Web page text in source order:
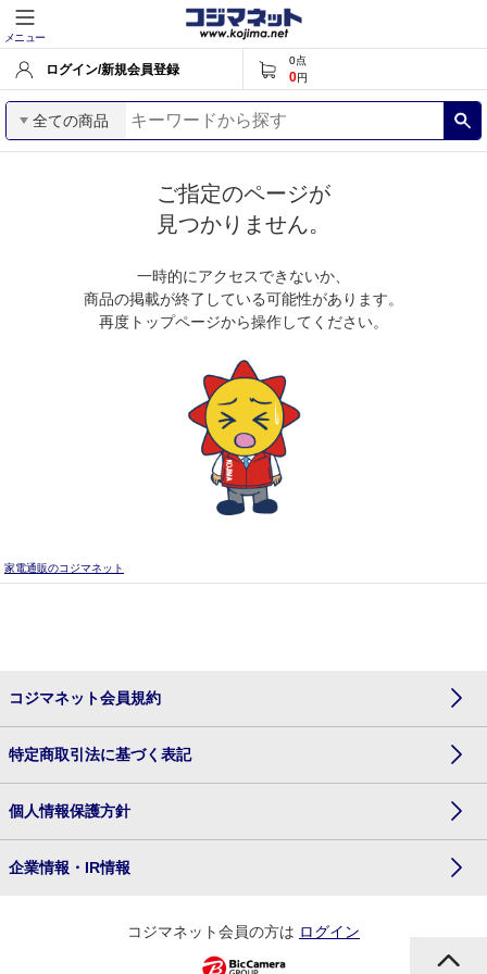
メニュー
ログイン/新規会員登録
0点
0円
全ての商品
ご指定のページが
見つかりません。
一時的にアクセスできないか、
商品の掲載が終了している可能性があります。
再度トップページから操作してください。
家電通販のコジマネット
コジマネット会員規約
特定商取引法に基づく表記
個人情報保護方針
企業情報・IR情報
コジマネット会員の方は ログイン